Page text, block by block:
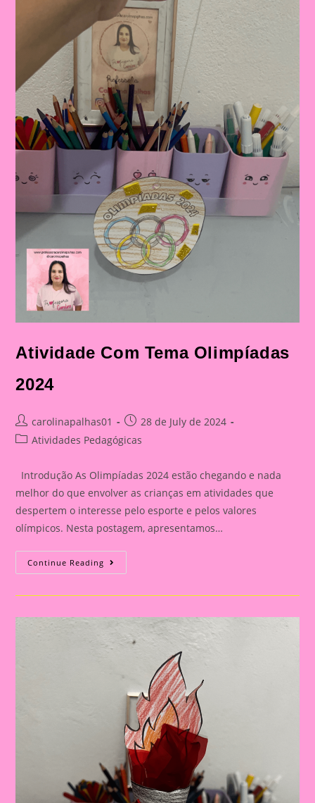
Atividade Com Tema Olimpíadas
2024
Post
author:
carolinapalhas01
Post
published:
28 de July de 2024
PostAtividades Pedagógicas
Introdução As Olimpíadas 2024 estão chegando e nada
melhor do que envolver as crianças em atividades que
despertem o interesse pelo esporte e pelos valores
olímpicos. Nesta postagem, apresentamos…
Continue Reading Atividade
Com
Olimpíadas